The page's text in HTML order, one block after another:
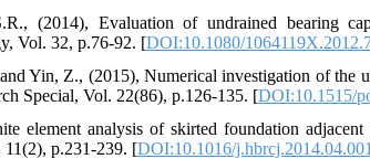
(2014), Evaluation of undrained bearing
Vol. 32, p.76-92. [DOI:10.1080/
Yin, Z., (2015), Numerical investigation of the
Special, Vol. 22(86), p.126-135. [DOI:10.1515/
element analysis of skirted foundation
11(2), p.231-239. [DOI:10.1016/